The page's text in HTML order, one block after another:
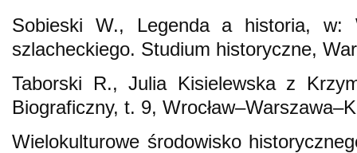
Sobieski W., Legenda a historia, w:
szlacheckiego. Studium historyczne,
Taborski R., Julia Kisielewska z
Biograficzny, t. 9,
Wielokulturowe środowisko